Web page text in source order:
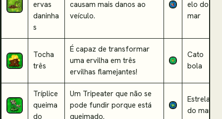
ervas
daninha
s
causam mais danos ao
veículo.
elo do
mar
Tocha
três
É capaz de transformar
uma ervilha em três
ervilhas flamejantes!
Cato
bola
Tríplice
queima
do
Um Tripeater que não se
pode fundir porque está
queimado.
Estrela
do mar